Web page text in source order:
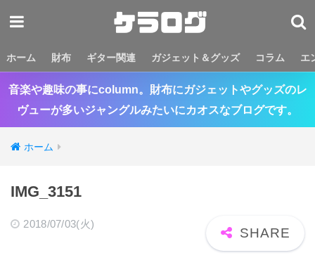
ホーム 財布 ギター関連 ガジェット＆グッズ コラム エ
音楽や趣味の事にcolumn。財布にガジェットやグッズのレ
ヴューが多いジャングルみたいにカオスなブログです。
ホーム
IMG_3151
2018/07/03(火)